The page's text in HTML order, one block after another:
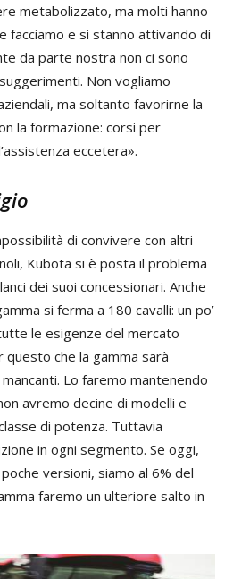
metabolizzato, ma molti hanno
facciamo e si stanno attivando di
da parte nostra non ci sono
Non vogliamo
ma soltanto favorirne la
la formazione: corsi per
eccetera».
di convivere con altri
Kubota si è posta il problema
dei suoi concessionari. Anche
si ferma a 180 cavalli: un po’
le esigenze del mercato
questo che la gamma sarà
Lo faremo mantenendo
avremo decine di modelli e
di potenza. Tuttavia
in ogni segmento. Se oggi,
versioni, siamo al 6% del
faremo un ulteriore salto in